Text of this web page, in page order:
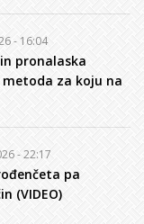
- 16:04
pronalaska
za koju na
- 22:17
pa
(VIDEO)